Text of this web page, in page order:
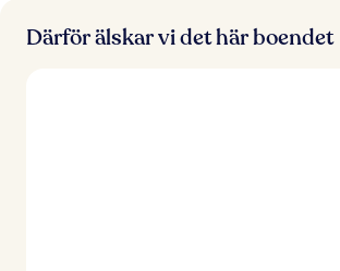
Därför älskar vi det här boendet